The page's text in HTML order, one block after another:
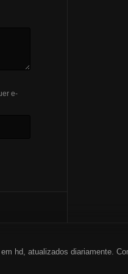
e-
hd, atualizados diariamente.